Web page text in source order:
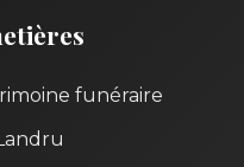
funéraire